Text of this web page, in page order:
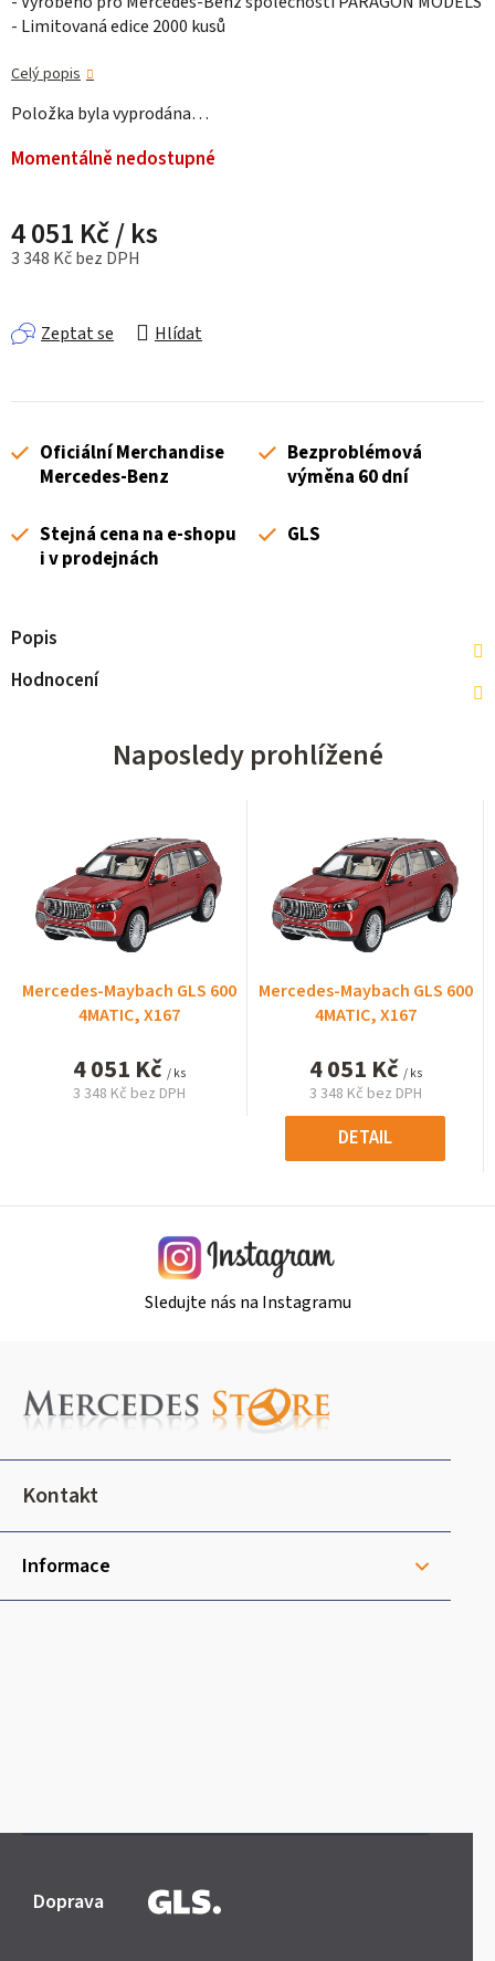
- Limitovaná edice 2000 kusů
Celý popis
Položka byla vyprodána…
Momentálně nedostupné
4 051 Kč/ ks
3 348 Kč bez DPH
Zeptat se Hlídat
Oficiální Merchandise
Mercedes-Benz
Bezproblémová
výměna 60 dní
Stejná cena na e-shopu
i v prodejnách
GLS
Popis
Hodnocení
Naposledy prohlížené
Mercedes-Maybach GLS 600
4MATIC, X167
4 051 Kč / ks
3 348 Kč bez DPH
Mercedes-Maybach GLS 600
4MATIC, X167
4 051 Kč / ks
3 348 Kč bez DPH
Měrná
cena:
DETAIL
Sledujte nás na Instagramu
a
í
Kontakt
Informace
Doprava